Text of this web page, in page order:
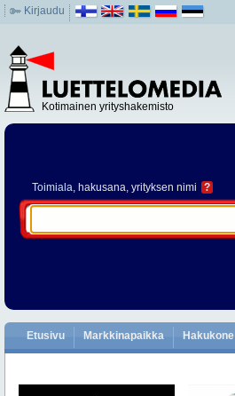
Kirjaudu
Kotimainen yrityshakemisto
Toimiala, hakusana, yrityksen nimi ?
Etusivu Markkinapaikka Hakukone